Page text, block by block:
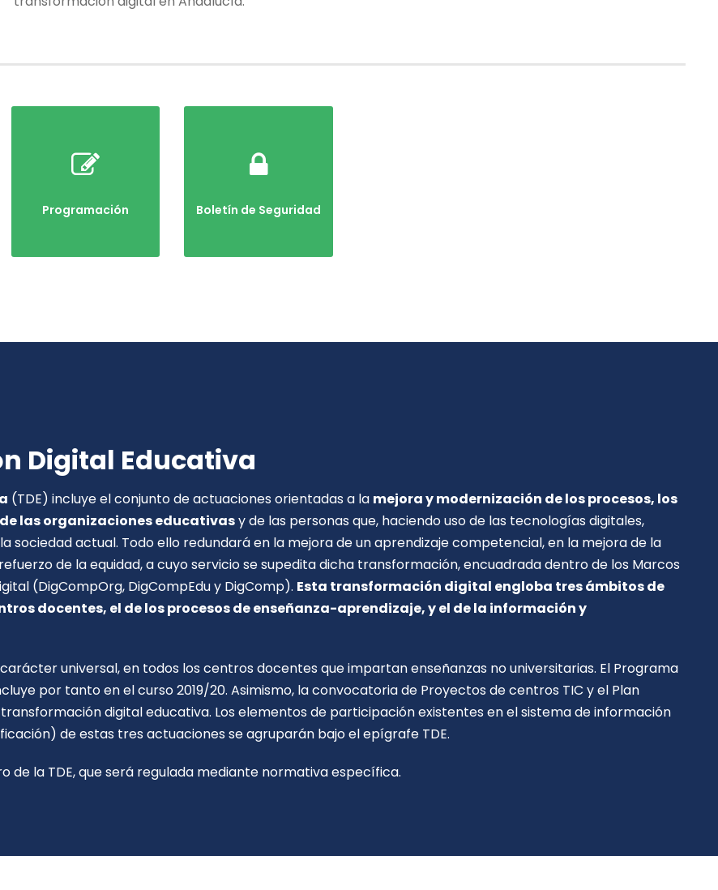
Programación Boletín de Seguridad
Digital Educativa
(TDE) incluye el conjunto de actuaciones orientadas a la mejora y modernización de los procesos, los
las organizaciones educativasy de las personas que, haciendo uso de las tecnologías digitales,
sociedad actual. Todo ello redundará en la mejora de un aprendizaje competencial, en la mejora de la
de la equidad, a cuyo servicio se supedita dicha transformación, encuadrada dentro de los Marcos
(DigCompOrg, DigCompEdu y DigComp). Esta transformación digital engloba tres ámbitos de
docentes, el de los procesos de enseñanza-aprendizaje, y el de la información y
universal, en todos los centros docentes que impartan enseñanzas no universitarias. El Programa
por tanto en el curso 2019/20. Asimismo, la convocatoria de Proyectos de centros TIC y el Plan
digital educativa. Los elementos de participación existentes en el sistema de información
de estas tres actuaciones se agruparán bajo el epígrafe TDE.
de la TDE, que será regulada mediante normativa específica.